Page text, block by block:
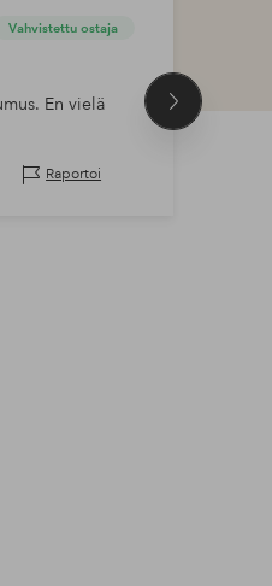
Vahvistettu ostaja
En vielä
Raportoi
Seuraava